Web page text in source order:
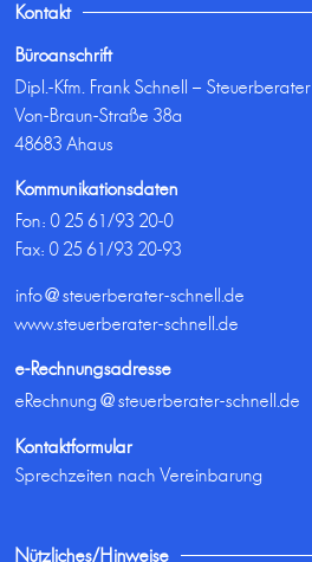
Kontakt
Büroanschrift
Dipl.-Kfm. Frank Schnell – Steuerberater
Von-Braun-Straße 38a
48683 Ahaus
Kommunikationsdaten
Fon:0 25 61/93 20-0
Fax: 0 25 61/93 20-93
info@steuerberater-schnell.de
www.steuerberater-schnell.de
e-Rechnungsadresse
eRechnung@steuerberater-schnell.de
Kontaktformular
Sprechzeiten nach Vereinbarung
Nützliches/Hinweise